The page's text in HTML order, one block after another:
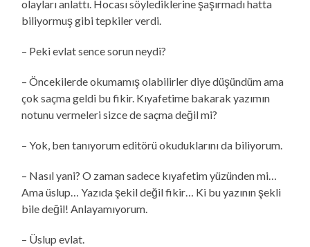
olayları anlattı. Hocası söylediklerine şaşırmadı hatta
biliyormuş gibi tepkiler verdi.
– Peki evlat sence sorun neydi?
– Öncekilerde okumamış olabilirler diye düşündüm ama
çok saçma geldi bu fikir. Kıyafetime bakarak yazımın
notunu vermeleri sizce de saçma değil mi?
– Yok, ben tanıyorum editörü okuduklarını da biliyorum.
– Nasıl yani? O zaman sadece kıyafetim yüzünden mi…
Ama üslup… Yazıda şekil değil fikir… Ki bu yazının şekli
bile değil! Anlayamıyorum.
– Üslup evlat.